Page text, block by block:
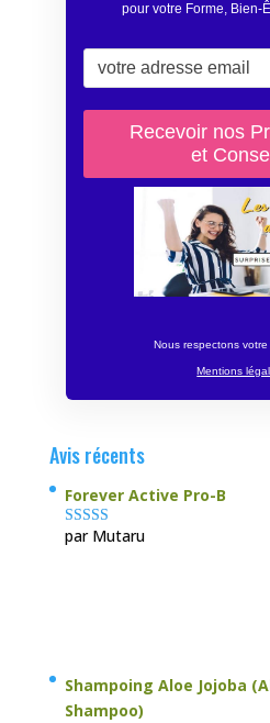
pour votre Forme, Bien-
Nous respectons
Mentions
Avis récents
Forever Active Pro-B
Note4sur
par Mutaru
Shampoing Aloe Jojoba
Shampoo)